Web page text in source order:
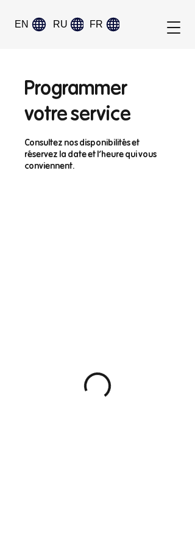
EN RU FR
Programmer
votre service
Consultez nos disponibilités et
réservez la date et l'heure qui vous
conviennent.